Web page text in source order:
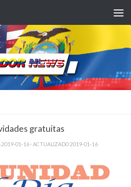
gratuitas
2019-01-16 · ACTUALIZADO2019-01-16